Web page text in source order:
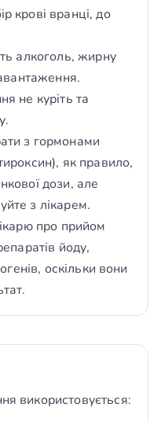
крові вранці, до
алкоголь, жирну
не куріть та
з гормонами
як правило,
дози, але
з лікарем.
про прийом
йоду,
оскільки вони
використовується: